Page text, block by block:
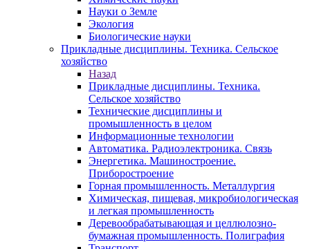
Науки о Земле
Экология
Биологические науки
Прикладные дисциплины. Техника. Сельское
хозяйство
Назад
Прикладные дисциплины. Техника.
Сельское хозяйство
Технические дисциплины и
промышленность в целом
Информационные технологии
Автоматика. Радиоэлектроника. Связь
Энергетика. Машиностроение.
Приборостроение
Горная промышленность. Металлургия
Химическая, пищевая, микробиологическая
и легкая промышленность
Деревообрабатывающая и целлюлозно-
бумажная промышленность. Полиграфия